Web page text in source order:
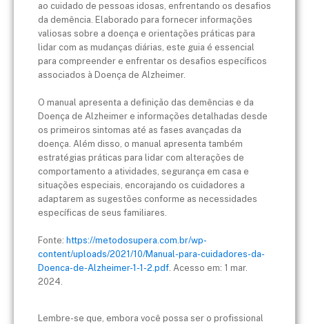
ao cuidado de pessoas idosas, enfrentando os desafios
da demência. Elaborado para fornecer informações
valiosas sobre a doença e orientações práticas para
lidar com as mudanças diárias, este guia é essencial
para compreender e enfrentar os desafios específicos
associados à Doença de Alzheimer.
O manual apresenta a definição das demências e da
Doença de Alzheimer e informações detalhadas desde
os primeiros sintomas até as fases avançadas da
doença. Além disso, o manual apresenta também
estratégias práticas para lidar com alterações de
comportamento a atividades, segurança em casa e
situações especiais, encorajando os cuidadores a
adaptarem as sugestões conforme as necessidades
específicas de seus familiares.
Fonte: https://metodosupera.com.br/wp-
content/uploads/2021/10/Manual-para-cuidadores-da-
Doenca-de-Alzheimer-1-1-2.pdf. Acesso em: 1 mar.
2024.
Lembre-se que, embora você possa ser o profissional